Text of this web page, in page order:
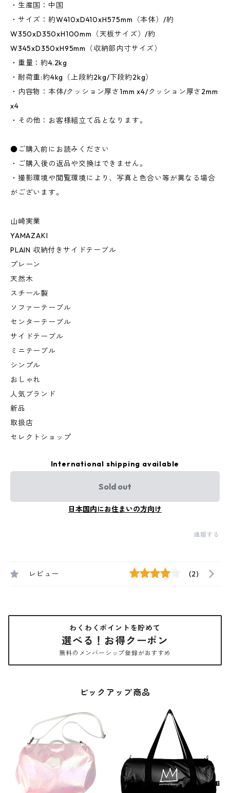
・生産国：中国
・サイズ：約W410xD410xH575mm（本体）/約
W350xD350xH100mm（天板サイズ）/約
W345xD350xH95mm（収納部内寸サイズ）
・重量：約4.2kg
・耐荷重:約4kg（上段約2kg/下段約2kg）
・内容物：本体/クッション厚さ1mm x4/クッション厚さ2mm
x4
・その他：お客様組立て品となります。
●ご購入前にお読みください
・ご購入後の返品や交換はできません。
・撮影環境や閲覧環境により、写真と色合い等が異なる場合
がございます。
山崎実業
YAMAZAKI
PLAIN 収納付きサイドテーブル
プレーン
天然木
スチール製
ソファーテーブル
センターテーブル
サイドテーブル
ミニテーブル
シンプル
おしゃれ
人気ブランド
新品
取扱店
セレクトショップ
International shipping available
Sold out
日本国内にお住まいの方向け
通報する
レビュー (2)
わくわくポイントを貯めて
選べる！お得クーポン
無料のメンバーシップ登録がおすすめ
ピックアップ商品